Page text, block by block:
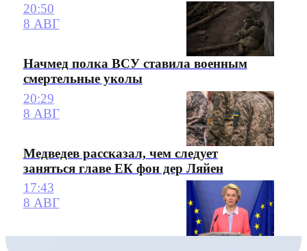
20:50
8 АВГ
Начмед полка ВСУ ставила военным
смертельные уколы
20:29
8 АВГ
Медведев рассказал, чем следует
заняться главе ЕК фон дер Ляйен
17:43
8 АВГ